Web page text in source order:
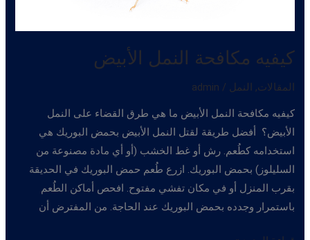
كيفيه مكافحة النمل الأبيض
المقالات, النمل /
admin
كيفيه مكافحة النمل الأبيض ما هي طرق القضاء على النمل
الأبيض؟ أفضل طريقة لقتل النمل الأبيض بحمض البوريك هي
استخدامه كطُعم. رش أو غط الخشب (أو أي مادة مصنوعة من
السليلوز) بحمض البوريك. ازرع طُعم حمض البوريك في الحديقة
بقرب المنزل أو في مكان تفشي مفتوح. افحص أماكن الطُعم
باستمرار وجدده بحمض البوريك عند الحاجة. من المفترض أن